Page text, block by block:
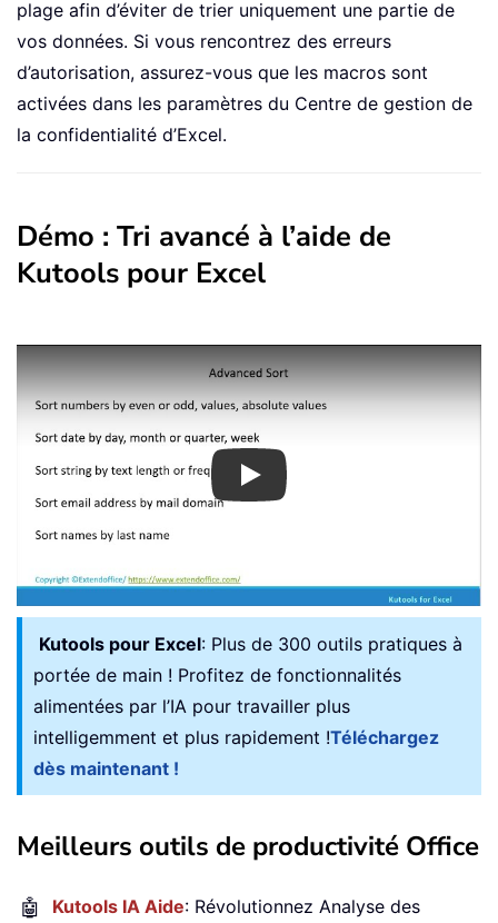
plage afin d’éviter de trier uniquement une partie de
vos données. Si vous rencontrez des erreurs
d’autorisation, assurez-vous que les macros sont
activées dans les paramètres du Centre de gestion de
la confidentialité d’Excel.
Démo : Tri avancé à l’aide de
Kutools pour Excel
Play
Kutools pour Excel: Plus de 300 outils pratiques à
portée de main ! Profitez de fonctionnalités
alimentées par l’IA pour travailler plus
intelligemment et plus rapidement !Téléchargez
dès maintenant !
Meilleurs outils de productivité Office
🤖 Kutools IA Aide: Révolutionnez Analyse des